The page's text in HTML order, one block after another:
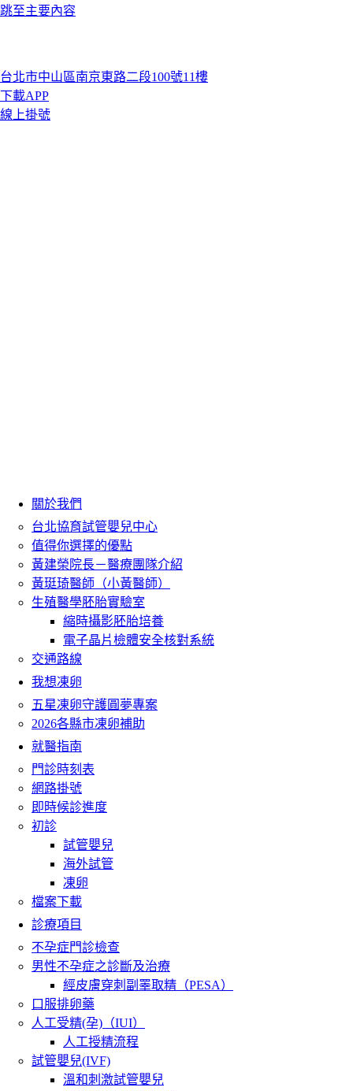
跳至主要內容
台北市中山區南京東路二段100號11樓
下載APP
線上掛號
關於我們
台北協育試管嬰兒中心
值得你選擇的優點
黃建榮院長－醫療團隊介紹
黃珽琦醫師（小黃醫師）
生殖醫學胚胎實驗室
縮時攝影胚胎培養
電子晶片檢體安全核對系統
交通路線
我想凍卵
五星凍卵守護圓夢專案
2026各縣市凍卵補助
就醫指南
門診時刻表
網路掛號
即時候診進度
初診
試管嬰兒
海外試管
凍卵
檔案下載
診療項目
不孕症門診檢查
男性不孕症之診斷及治療
經皮膚穿刺副睪取精（PESA）
口服排卵藥
人工受精(孕)（IUI）
人工授精流程
試管嬰兒(IVF)
溫和刺激試管嬰兒